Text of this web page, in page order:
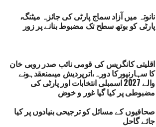
نانوتہ میں آزاد سماج پارٹی کی جائزہ میٹنگ،
پارٹی کو بوتھ سطح تک مضبوط بنانے پر زور
اقلیتی کانگریس کی قومی نائب صدر روبی خان
کا سہارنپورکا دورہ،اترپردیش میںمنعقدہونے
والے 2027 اسمبلی انتخابات اور پارٹی کی
مضبوطی پر کیا گیا غور و خوض
صحافیوں کے مسائل کو ترجیحی بنیادوں پر کیا
جائے گاحل